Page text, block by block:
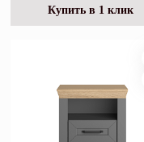
Купить в 1 клик